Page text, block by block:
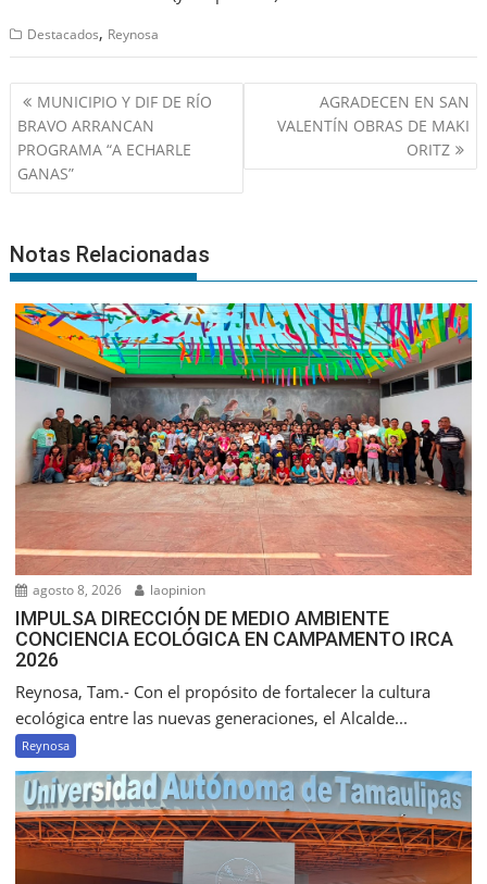
Destacados, Reynosa
Navegación
de
entradas
MUNICIPIO Y DIF DE RÍO
BRAVO ARRANCAN
PROGRAMA “A ECHARLE
GANAS”
AGRADECEN EN SAN
VALENTÍN OBRAS DE MAKI
ORITZ
Notas Relacionadas
agosto 8, 2026 laopinion
IMPULSA DIRECCIÓN DE MEDIO AMBIENTE
CONCIENCIA ECOLÓGICA EN CAMPAMENTO IRCA
2026
Reynosa, Tam.- Con el propósito de fortalecer la cultura
ecológica entre las nuevas generaciones, el Alcalde...
Reynosa